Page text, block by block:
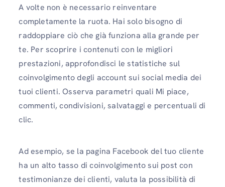
A volte non è necessario reinventare
completamente la ruota. Hai solo bisogno di
raddoppiare ciò che già funziona alla grande per
te. Per scoprire i contenuti con le migliori
prestazioni, approfondisci le statistiche sul
coinvolgimento degli account sui social media dei
tuoi clienti. Osserva parametri quali Mi piace,
commenti, condivisioni, salvataggi e percentuali di
clic.
Ad esempio, se la pagina Facebook del tuo cliente
ha un alto tasso di coinvolgimento sui post con
testimonianze dei clienti, valuta la possibilità di